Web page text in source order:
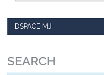
DSPACE MJ
SEARCH